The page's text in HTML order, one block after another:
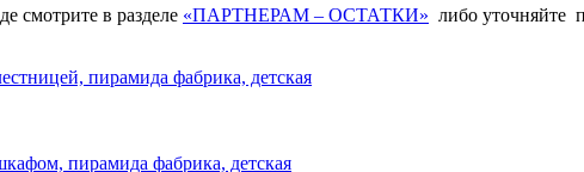
смотрите в разделе «ПАРТНЕРАМ – ОСТАТКИ» либо уточняйте